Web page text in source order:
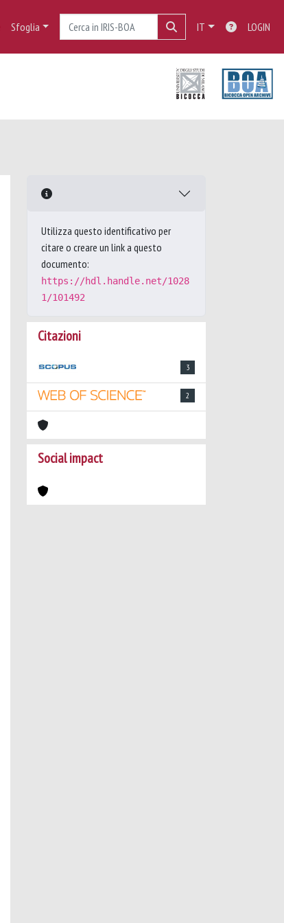
Sfoglia IT LOGIN
Utilizza questo identificativo per
citare o creare un link a questo
documento:
https://hdl.handle.net/1028
1/101492
Citazioni
3
2
Social impact